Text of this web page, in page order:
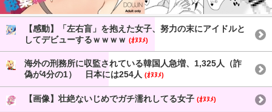
【感動】「左右盲」を抱えた女子、努力の末にアイドルと
してデビューするｗｗｗｗ (ｵﾇﾇﾒ)
海外の刑務所に収監されている韓国人急増、1,325人（詐
偽が4分の1） 日本には254人 (ｵﾇﾇﾒ)
【画像】壮絶ないじめでガチ濡れしてる女子 (ｵﾇﾇﾒ)